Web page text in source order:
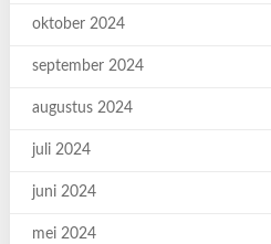
oktober 2024
september 2024
augustus 2024
juli 2024
juni 2024
mei 2024